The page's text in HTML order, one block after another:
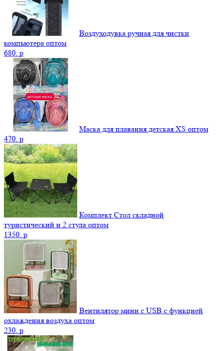
Воздуходувка ручная для чистки
компьютера оптом
680. p
Маска для плавания детская XS оптом
470. p
Комплект Стол складной
туристический и 2 стула оптом
1350. p
Вентилятор мини с USB с функцией
охлаждения воздуха оптом
230. p